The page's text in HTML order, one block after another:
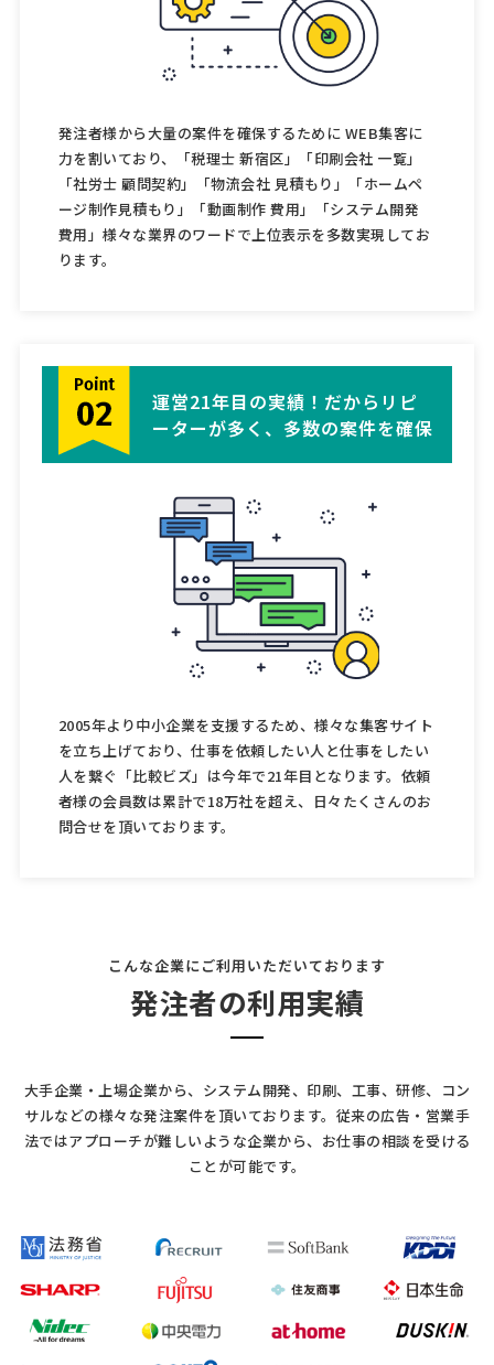
発注者様から大量の案件を確保するために WEB集客に
力を割いており、「税理士 新宿区」「印刷会社 一覧」
「社労士 顧問契約」「物流会社 見積もり」「ホームペ
ージ制作見積もり」「動画制作 費用」「システム開発
費用」様々な業界のワードで上位表示を多数実現してお
ります。
運営21年目の実績！だからリピ
ーターが多く、多数の案件を確保
2005年より中小企業を支援するため、様々な集客サイト
を立ち上げており、仕事を依頼したい人と仕事をしたい
人を繋ぐ「比較ビズ」は今年で21年目となります。依頼
者様の会員数は累計で18万社を超え、日々たくさんのお
問合せを頂いております。
こんな企業にご利用いただいております
発注者の利用実績
大手企業・上場企業から、システム開発、印刷、工事、研修、コン
サルなどの様々な発注案件を頂いております。 従来の広告・営業手
法ではアプローチが難しいような企業から、お仕事の相談を受ける
ことが可能です。